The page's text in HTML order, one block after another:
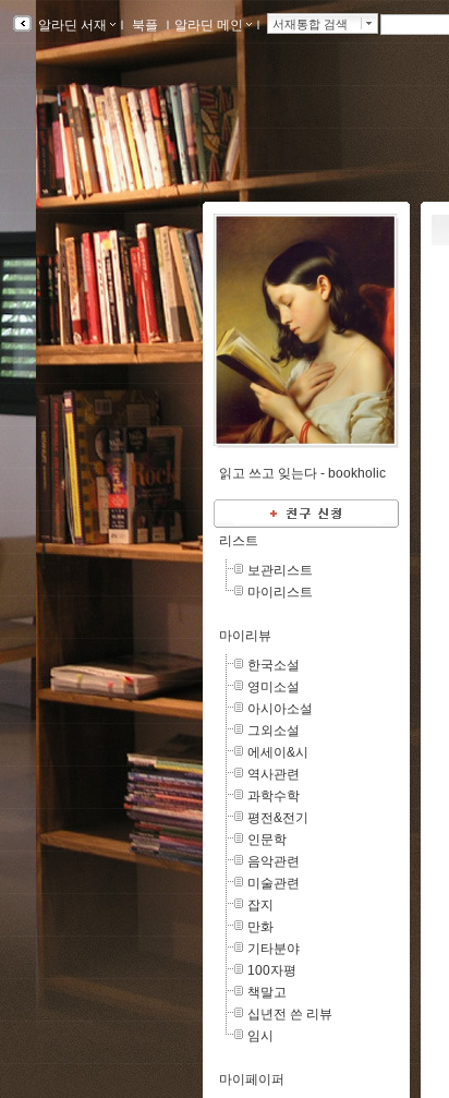
알라딘 서재 ｌ 북플 ｌ알라딘 메인 ｌ 서재통합 검색
읽고 쓰고 잊는다 - bookholic
리스트
보관리스트
마이리스트
마이리뷰
한국소설
영미소설
아시아소설
그외소설
에세이&시
역사관련
과학수학
평전&전기
인문학
음악관련
미술관련
잡지
만화
기타분야
100자평
책말고
십년전 쓴 리뷰
임시
마이페이퍼